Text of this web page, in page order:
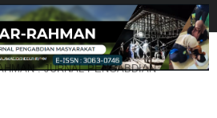
: JURNAL PENGABDIAN